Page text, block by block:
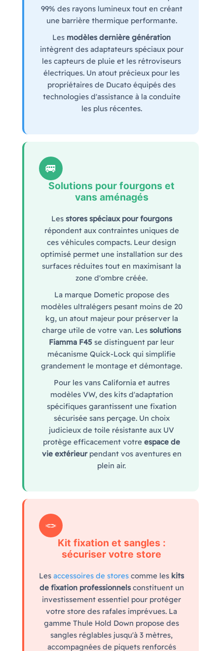
99% des rayons lumineux tout en créant
une barrière thermique performante.
Les modèles dernière génération
intègrent des adaptateurs spéciaux pour
les capteurs de pluie et les rétroviseurs
électriques. Un atout précieux pour les
propriétaires de Ducato équipés des
technologies d'assistance à la conduite
les plus récentes.
🚐
Solutions pour fourgons et
vans aménagés
Les stores spéciaux pour fourgons
répondent aux contraintes uniques de
ces véhicules compacts. Leur design
optimisé permet une installation sur des
surfaces réduites tout en maximisant la
zone d'ombre créée.
La marque Dometic propose des
modèles ultralégers pesant moins de 20
kg, un atout majeur pour préserver la
charge utile de votre van. Les solutions
Fiamma F45 se distinguent par leur
mécanisme Quick-Lock qui simplifie
grandement le montage et démontage.
Pour les vans California et autres
modèles VW, des kits d'adaptation
spécifiques garantissent une fixation
sécurisée sans perçage. Un choix
judicieux de toile résistante aux UV
protège efficacement votre espace de
vie extérieurpendant vos aventures en
plein air.
🪢
Kit fixation et sangles :
sécuriser votre store
Les accessoires de stores comme les kits
de fixation professionnelsconstituent un
investissement essentiel pour protéger
votre store des rafales imprévues. La
gamme Thule Hold Down propose des
sangles réglables jusqu'à 3 mètres,
accompagnées de piquets renforcés